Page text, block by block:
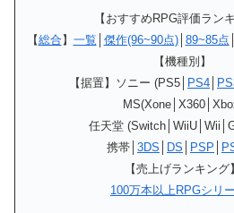
【おすすめRPG評価ラン
【総合】 一覧 傑作(96~90点)│ 89~85点
【機種別】
【据置】ソニー (PS5│
PS4
任天堂
携帯│ 3DS DS PSP
【売上げランキング】
100万本以上RPGシリ